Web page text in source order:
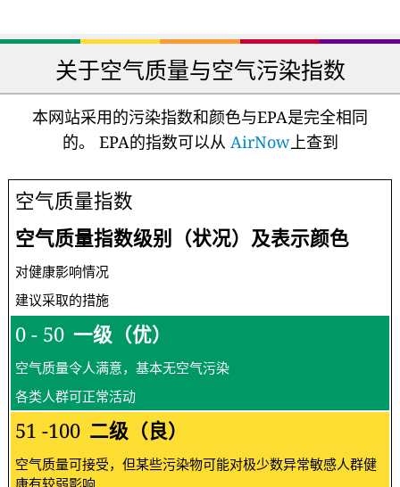
关于空气质量与空气污染指数
本网站采用的污染指数和颜色与EPA是完全相同
的。 EPA的指数可以从 AirNow上查到
空气质量指数
空气质量指数级别（状况）及表示颜色
对健康影响情况
建议采取的措施
0 - 50 一级（优）
空气质量令人满意，基本无空气污染
各类人群可正常活动
51 -100 二级（良）
空气质量可接受，但某些污染物可能对极少数异常敏感人群健
康有较弱影响